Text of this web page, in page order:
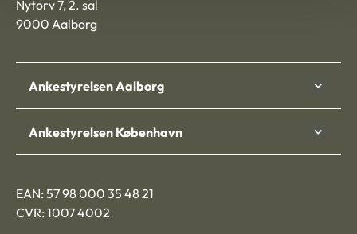
Nytorv 7, 2. sal
9000 Aalborg
Ankestyrelsen Aalborg
Ankestyrelsen København
EAN: 57 98 000 35 48 21
CVR: 1007 4002